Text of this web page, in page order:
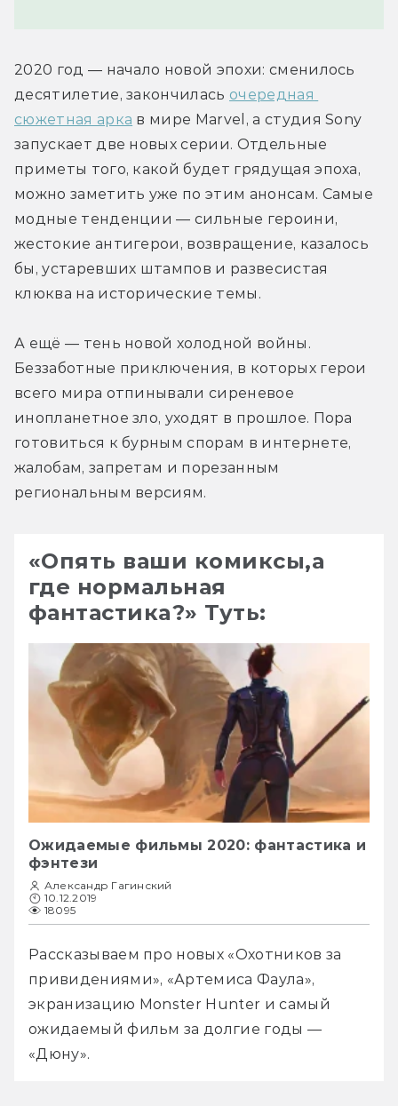
2020 год — начало новой эпохи: сменилось
десятилетие, закончилась очередная
сюжетная арка в мире Marvel, а студия Sony
запускает две новых серии. Отдельные
приметы того, какой будет грядущая эпоха,
можно заметить уже по этим анонсам. Самые
модные тенденции — сильные героини,
жестокие антигерои, возвращение, казалось
бы, устаревших штампов и развесистая
клюква на исторические темы.
А ещё — тень новой холодной войны.
Беззаботные приключения, в которых герои
всего мира отпинывали сиреневое
инопланетное зло, уходят в прошлое. Пора
готовиться к бурным спорам в интернете,
жалобам, запретам и порезанным
региональным версиям.
«Опять ваши комиксы,а
где нормальная
фантастика?» Туть:
Ожидаемые фильмы 2020: фантастика и
фэнтези
Александр Гагинский
10.12.2019
18095
Рассказываем про новых «Охотников за
привидениями», «Артемиса Фаула»,
экранизацию Monster Hunter и самый
ожидаемый фильм за долгие годы —
«Дюну».